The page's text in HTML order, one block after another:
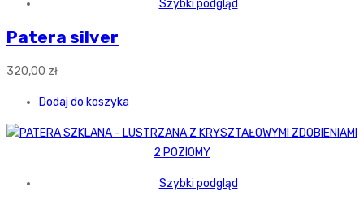
Szybki podgląd
Patera silver
320,00 zł
Dodaj do koszyka
Szybki podgląd